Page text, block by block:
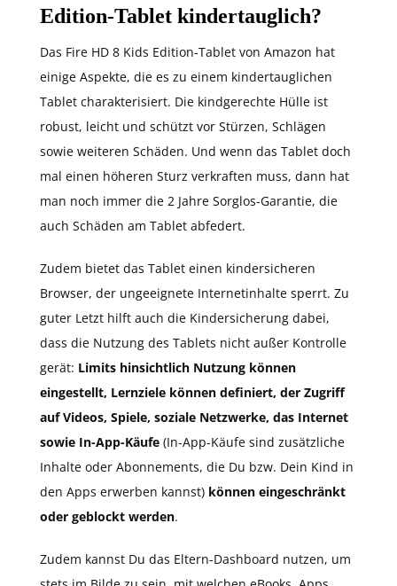
Edition-Tablet kindertauglich?
Das Fire HD 8 Kids Edition-Tablet von Amazon hat
einige Aspekte, die es zu einem kindertauglichen
Tablet charakterisiert. Die kindgerechte Hülle ist
robust, leicht und schützt vor Stürzen, Schlägen
sowie weiteren Schäden. Und wenn das Tablet doch
mal einen höheren Sturz verkraften muss, dann hat
man noch immer die 2 Jahre Sorglos-Garantie, die
auch Schäden am Tablet abfedert.
Zudem bietet das Tablet einen kindersicheren
Browser, der ungeeignete Internetinhalte sperrt. Zu
guter Letzt hilft auch die Kindersicherung dabei,
dass die Nutzung des Tablets nicht außer Kontrolle
gerät: Limits hinsichtlich Nutzung können
eingestellt, Lernziele können definiert, der Zugriff
auf Videos, Spiele, soziale Netzwerke, das Internet
sowie In-App-Käufe (In-App-Käufe sind zusätzliche
Inhalte oder Abonnements, die Du bzw. Dein Kind in
den Apps erwerben kannst) können eingeschränkt
oder geblockt werden.
Zudem kannst Du das Eltern-Dashboard nutzen, um